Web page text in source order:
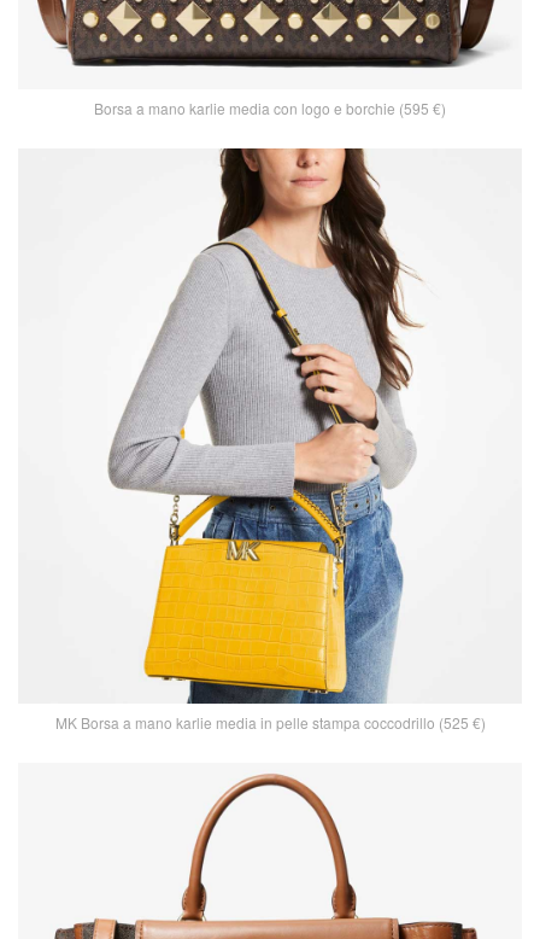
Borsa a mano karlie media con logo e borchie (595 €)
MK Borsa a mano karlie media in pelle stampa coccodrillo (525 €)